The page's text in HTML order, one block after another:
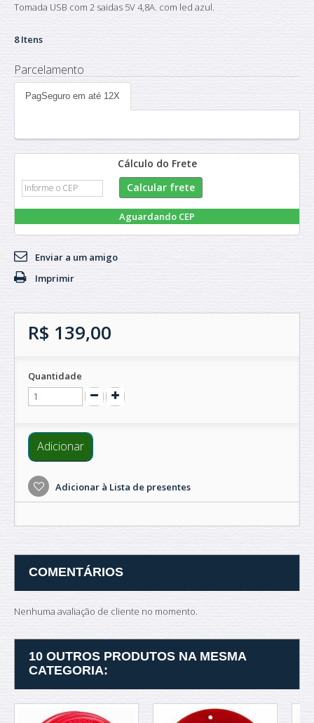
Tomada USB com 2 saidas 5V 4,8A. com led azul.
8 Itens
Parcelamento
PagSeguro em até 12X
Cálculo do Frete
Aguardando CEP
Enviar a um amigo
Imprimir
R$ 139,00
Quantidade
Adicionar
Adicionar à Lista de presentes
COMENTÁRIOS
Nenhuma avaliação de cliente no momento.
10 OUTROS PRODUTOS NA MESMA
CATEGORIA: